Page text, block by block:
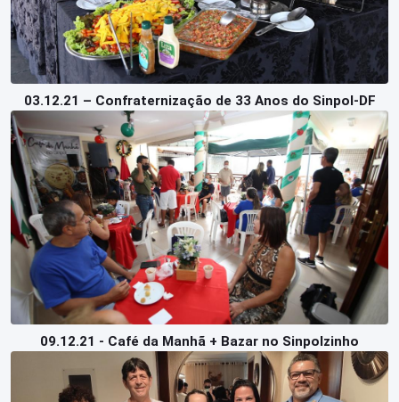
03.12.21 – Confraternização de 33 Anos do Sinpol-DF
09.12.21 - Café da Manhã + Bazar no Sinpolzinho